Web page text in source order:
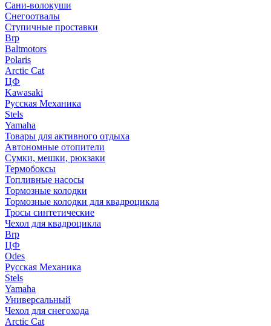
Сани-волокуши
Снегоотвалы
Ступичные проставки
Brp
Baltmotors
Polaris
Arctic Cat
ЦФ
Kawasaki
Русская Механика
Stels
Yamaha
Товары для активного отдыха
Автономные отопители
Сумки, мешки, рюкзаки
Термобоксы
Топливные насосы
Тормозные колодки
Тормозные колодки для квадроцикла
Тросы синтетические
Чехол для квадроцикла
Brp
ЦФ
Odes
Русская Механика
Stels
Yamaha
Универсальный
Чехол для снегохода
Arctic Cat